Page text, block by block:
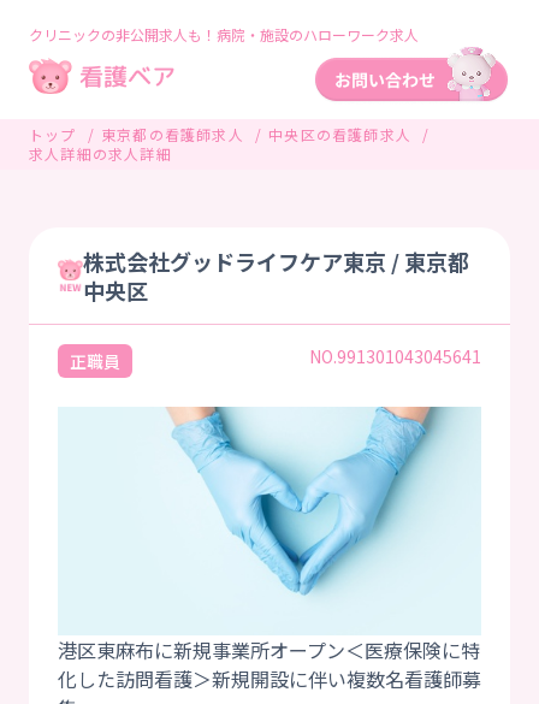
クリニックの非公開求人も！病院・施設のハローワーク求人
トップ 東京都の看護師求人
中央区の看護師求人
求人詳細の求人詳細
株式会社グッドライフケア東京 / 東京都
中央区
正職員 NO.991301043045641
港区東麻布に新規事業所オープン＜医療保険に特
化した訪問看護＞新規開設に伴い複数名看護師募